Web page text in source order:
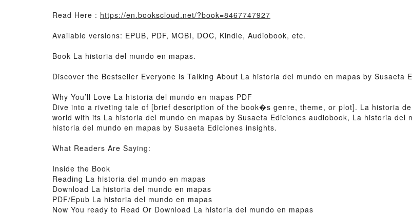
Read Here : https://en.bookscloud.net/?book=8467747927
Available versions: EPUB, PDF, MOBI, DOC, Kindle, Audiobook, etc.
Book La historia del mundo en mapas.
Discover the Bestseller Everyone is Talking About La historia del mundo en mapas by Susaeta
Why You’ll Love La historia del mundo en mapas PDF
Dive into a riveting tale of [brief description of the book�s genre, theme, or plot]. La historia
world with its La historia del mundo en mapas by Susaeta Ediciones audiobook, La historia del
historia del mundo en mapas by Susaeta Ediciones insights.
What Readers Are Saying:
Inside the Book
Reading La historia del mundo en mapas
Download La historia del mundo en mapas
PDF/Epub La historia del mundo en mapas
Now You ready to Read Or Download La historia del mundo en mapas